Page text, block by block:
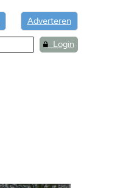
Login
Adverteren